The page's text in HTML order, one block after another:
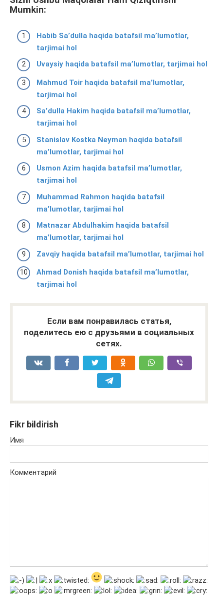
Mumkin:
Habib Saʼdulla haqida batafsil ma’lumotlar,
tarjimai hol
Uvaysiy haqida batafsil ma’lumotlar, tarjimai hol
Mahmud Toir haqida batafsil ma’lumotlar,
tarjimai hol
Saʼdulla Hakim haqida batafsil ma’lumotlar,
tarjimai hol
Stanislav Kostka Neyman haqida batafsil
ma’lumotlar, tarjimai hol
Usmon Azim haqida batafsil ma’lumotlar,
tarjimai hol
Muhammad Rahmon haqida batafsil
ma’lumotlar, tarjimai hol
Matnazar Abdulhakim haqida batafsil
ma’lumotlar, tarjimai hol
Zavqiy haqida batafsil ma’lumotlar, tarjimai hol
Ahmad Donish haqida batafsil ma’lumotlar,
tarjimai hol
Если вам понравилась статья,
поделитесь ею с друзьями в социальных
сетях.
Fikr bildirish
Имя
Комментарий